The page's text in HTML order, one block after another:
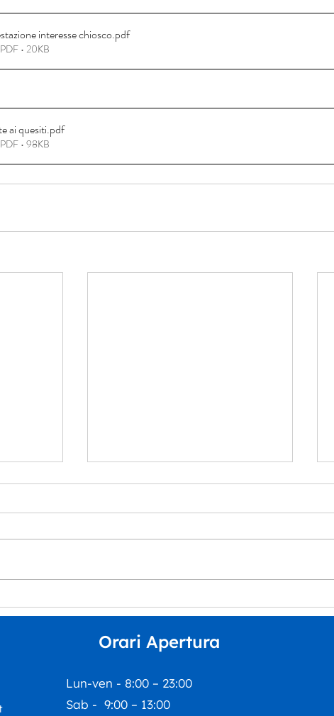
interesse chiosco.pdf
• 20KB
ai quesiti.pdf
• 98KB
all’Auditorium Orpheus
Orari Apertura
Lun-ven - 8:00 – 23:00
Sab - 9:00 – 13:00